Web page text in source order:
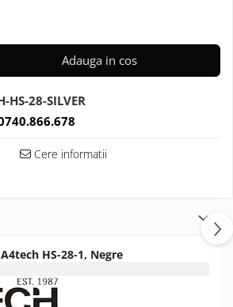
Adauga in cos
HS-28-SILVER
Cere informatii
HS-28-1, Negre